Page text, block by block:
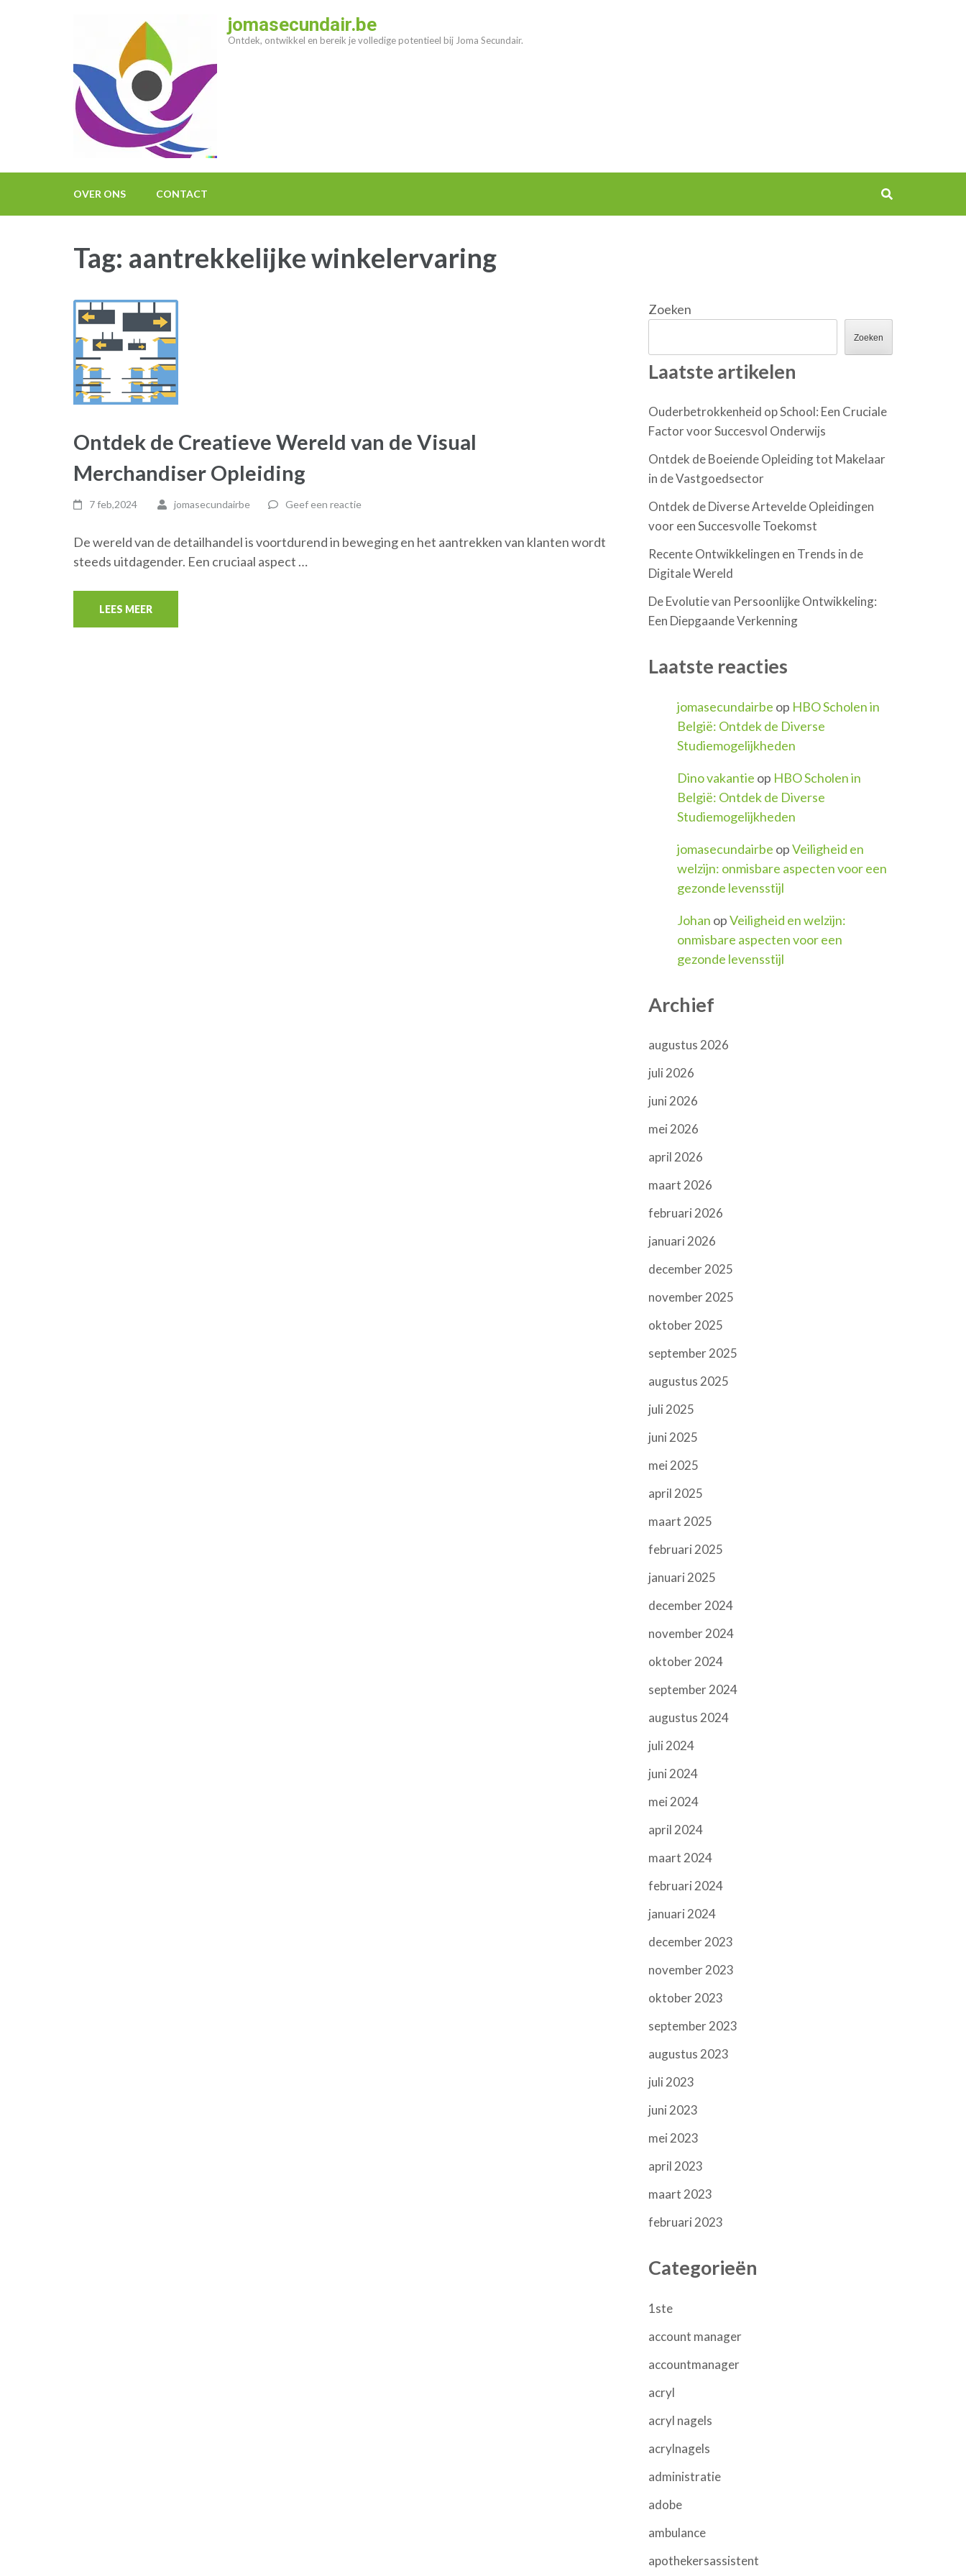
jomasecundair.be
Ontdek, ontwikkel en bereik je volledige potentieel bij Joma Secundair.
OVER ONS CONTACT
Tag: aantrekkelijke winkelervaring
Ontdek de Creatieve Wereld van de Visual
Merchandiser Opleiding
7 feb,2024 jomasecundairbe Geef een reactie
De wereld van de detailhandel is voortdurend in beweging en het aantrekken van klanten wordt
steeds uitdagender. Een cruciaal aspect …
LEES MEER
Zoeken
Zoeken
Laatste artikelen
Ouderbetrokkenheid op School: Een Cruciale
Factor voor Succesvol Onderwijs
Ontdek de Boeiende Opleiding tot Makelaar
in de Vastgoedsector
Ontdek de Diverse Artevelde Opleidingen
voor een Succesvolle Toekomst
Recente Ontwikkelingen en Trends in de
Digitale Wereld
De Evolutie van Persoonlijke Ontwikkeling:
Een Diepgaande Verkenning
Laatste reacties
jomasecundairbe op HBO Scholen in
België: Ontdek de Diverse
Studiemogelijkheden
Dino vakantie op HBO Scholen in
België: Ontdek de Diverse
Studiemogelijkheden
jomasecundairbe opVeiligheid en
welzijn: onmisbare aspecten voor een
gezonde levensstijl
Johan opVeiligheid en welzijn:
onmisbare aspecten voor een
gezonde levensstijl
Archief
augustus 2026
juli 2026
juni 2026
mei 2026
april 2026
maart 2026
februari 2026
januari 2026
december 2025
november 2025
oktober 2025
september 2025
augustus 2025
juli 2025
juni 2025
mei 2025
april 2025
maart 2025
februari 2025
januari 2025
december 2024
november 2024
oktober 2024
september 2024
augustus 2024
juli 2024
juni 2024
mei 2024
april 2024
maart 2024
februari 2024
januari 2024
december 2023
november 2023
oktober 2023
september 2023
augustus 2023
juli 2023
juni 2023
mei 2023
april 2023
maart 2023
februari 2023
Categorieën
1ste
account manager
accountmanager
acryl
acryl nagels
acrylnagels
administratie
adobe
ambulance
apothekersassistent